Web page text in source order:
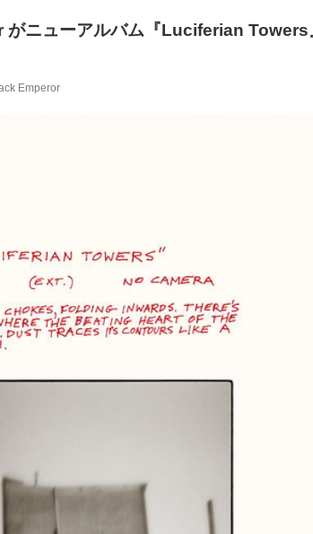
ニューアルバム『Luciferian Towers
Emperor